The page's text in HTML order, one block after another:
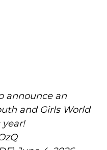
announce an
and Girls World